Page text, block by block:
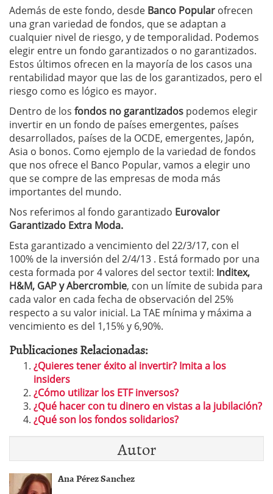
Además de este fondo, desde Banco Popular ofrecen
una gran variedad de fondos, que se adaptan a
cualquier nivel de riesgo, y de temporalidad. Podemos
elegir entre un fondo garantizados o no garantizados.
Estos últimos ofrecen en la mayoría de los casos una
rentabilidad mayor que las de los garantizados, pero el
riesgo como es lógico es mayor.
Dentro de los fondos no garantizados podemos elegir
invertir en un fondo de países emergentes, países
desarrollados, países de la OCDE, emergentes, Japón,
Asia o bonos. Como ejemplo de la variedad de fondos
que nos ofrece el Banco Popular, vamos a elegir uno
que se compre de las empresas de moda más
importantes del mundo.
Nos referimos al fondo garantizado Eurovalor
Garantizado Extra Moda.
Esta garantizado a vencimiento del 22/3/17, con el
100% de la inversión del 2/4/13 . Está formado por una
cesta formada por 4 valores del sector textil: Inditex,
H&M, GAP y Abercrombie, con un límite de subida para
cada valor en cada fecha de observación del 25%
respecto a su valor inicial. La TAE mínima y máxima a
vencimiento es del 1,15% y 6,90%.
Publicaciones Relacionadas:
¿Quieres tener éxito al invertir? Imita a los
insiders
¿Cómo utilizar los ETF inversos?
¿Qué hacer con tu dinero en vistas a la jubilación?
¿Qué son los fondos solidarios?
Autor
Ana Pérez Sanchez